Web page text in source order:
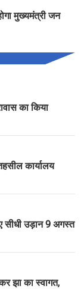
मुख्यमंत्री जन
का किया
कार्यालय
सीधी उड़ान 9 अगस्त
झा का स्वागत,